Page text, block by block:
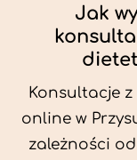
Jak
Konsultacje
online w
zależności